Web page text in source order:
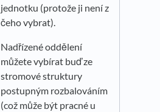
jednotku (protože ji není z
čeho vybrat).
Nadřízené oddělení
můžete vybírat buď ze
stromové struktury
postupným rozbalováním
(což může být pracné u